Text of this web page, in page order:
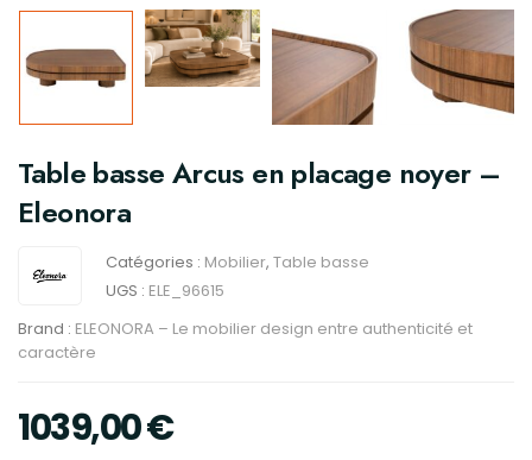
Table basse Arcus en placage noyer –
Eleonora
Catégories : Mobilier, Table basse
UGS : ELE_96615
Brand : ELEONORA – Le mobilier design entre authenticité et
caractère
1039,00€